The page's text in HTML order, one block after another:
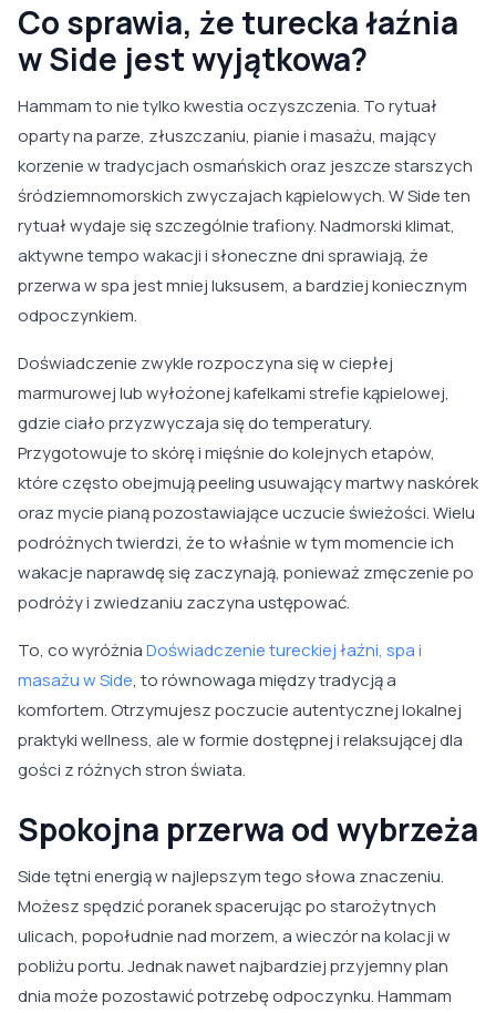
Co sprawia, że turecka łaźnia
w Side jest wyjątkowa?
Hammam to nie tylko kwestia oczyszczenia. To rytuał
oparty na parze, złuszczaniu, pianie i masażu, mający
korzenie w tradycjach osmańskich oraz jeszcze starszych
śródziemnomorskich zwyczajach kąpielowych. W Side ten
rytuał wydaje się szczególnie trafiony. Nadmorski klimat,
aktywne tempo wakacji i słoneczne dni sprawiają, że
przerwa w spa jest mniej luksusem, a bardziej koniecznym
odpoczynkiem.
Doświadczenie zwykle rozpoczyna się w ciepłej
marmurowej lub wyłożonej kafelkami strefie kąpielowej,
gdzie ciało przyzwyczaja się do temperatury.
Przygotowuje to skórę i mięśnie do kolejnych etapów,
które często obejmują peeling usuwający martwy naskórek
oraz mycie pianą pozostawiające uczucie świeżości. Wielu
podróżnych twierdzi, że to właśnie w tym momencie ich
wakacje naprawdę się zaczynają, ponieważ zmęczenie po
podróży i zwiedzaniu zaczyna ustępować.
To, co wyróżniaDoświadczenie tureckiej łaźni, spa i
masażu w Side, to równowaga między tradycją a
komfortem. Otrzymujesz poczucie autentycznej lokalnej
praktyki wellness, ale w formie dostępnej i relaksującej dla
gości z różnych stron świata.
Spokojna przerwa od wybrzeża
Side tętni energią w najlepszym tego słowa znaczeniu.
Możesz spędzić poranek spacerując po starożytnych
ulicach, popołudnie nad morzem, a wieczór na kolacji w
pobliżu portu. Jednak nawet najbardziej przyjemny plan
dnia może pozostawić potrzebę odpoczynku. Hammam